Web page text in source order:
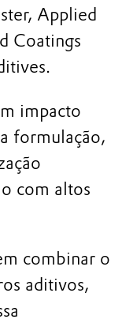
Applied
Coatings
impacto
formulação,
com altos
combinar o
aditivos,